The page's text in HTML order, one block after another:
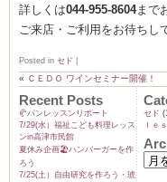
詳しくは044-955-8604まで
ご来店・ご利用をお待ちし
Posted in セド
« ＣＥＤＯ ワインセミナー開催！
Recent Posts
🥐パンレッスンリポート
7/29(水）福祉こども料理レッス
ンin高津市民館
夏休み企画🏖️ハンバーガーを作
ろう
7/25(土）自由研究を作ろう・琥
セド
ｌｅ